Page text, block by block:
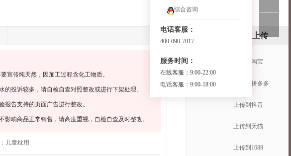
宣传纯天然，因加工过程含化工物质。
投诉较多，请自检自查对照整改或进行下架处理。
告支持的页面广告进行整改。
响商品正常销售，请高度重视，自检自查及时整改。
儿童枕用
一键上传
上传到淘宝
上传到拼多多
上传到抖音
上传到天猫
上传到1688
综合咨询
电话客服：
400-090-7017
服务时间：
在线客服：9:00-22:00
电话客服：9:00-18:00